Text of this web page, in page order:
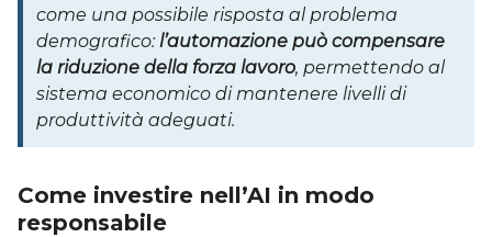
come una possibile risposta al problema
demografico: l’automazione può compensare
la riduzione della forza lavoro, permettendo al
sistema economico di mantenere livelli di
produttività adeguati.
Come investire nell’AI in modo
responsabile